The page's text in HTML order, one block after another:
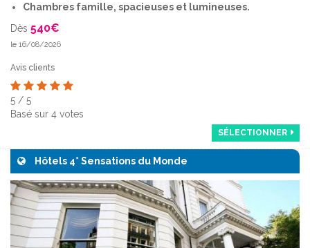
Chambres famille, spacieuses et lumineuses.
Dès 540€
le 16/08/2026
Avis clients
5 / 5
Basé sur 4 votes
SÉLECTIONNER
Hôtels 4* Sensations du Monde